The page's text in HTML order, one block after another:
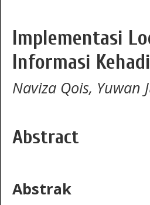
Implementasi
Informasi
Naviza Qois, Yuwan
Abstract
Abstrak